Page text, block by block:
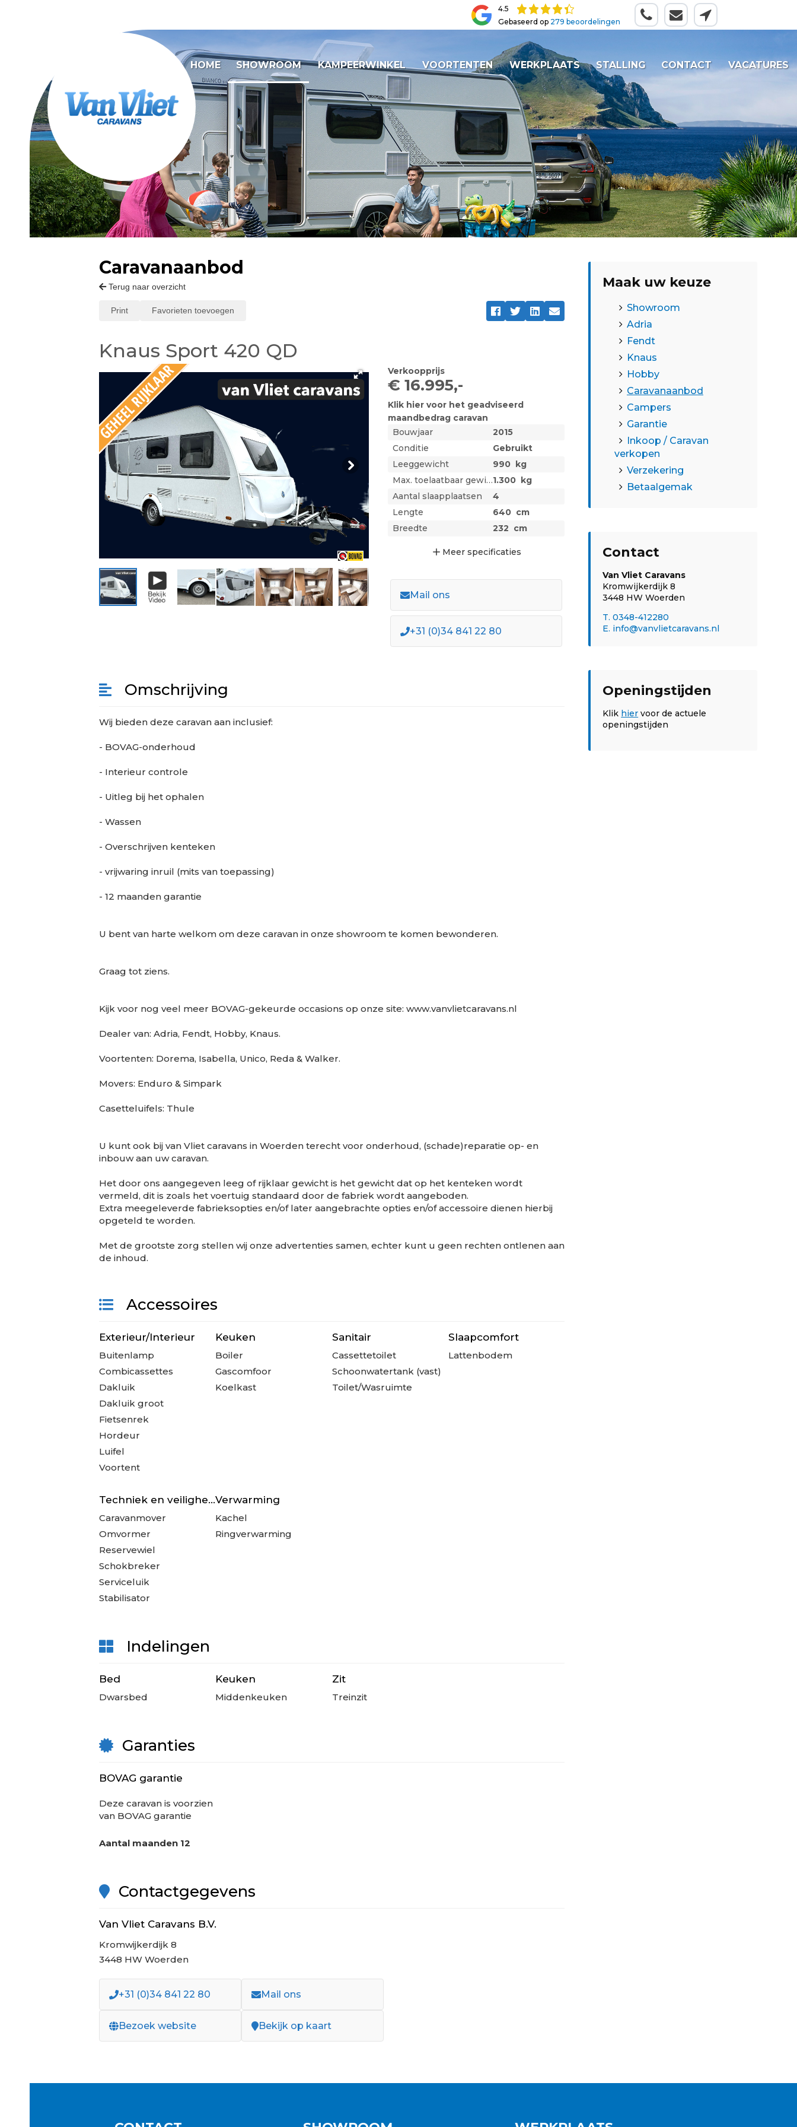
4.5
Gebaseerd op 279 beoordelingen
HOME SHOWROOM KAMPEERWINKEL VOORTENTEN WERKPLAATS STALLING CONTACT VACATURES
Caravanaanbod
Terug naar overzicht
Print Favorieten toevoegen
Knaus Sport 420 QD
Verkoopprijs
€ 16.995,-
Klik hier voor het geadviseerd
maandbedrag caravan
Bouwjaar
2015
Conditie
Gebruikt
Leeggewicht
990 kg
Max. toelaatbaar gewicht1.300 kg
Aantal slaapplaatsen
4
Lengte
640 cm
Breedte
232 cm
Meer specificaties
Mail ons
+31 (0)34 841 22 80
Omschrijving
Wij bieden deze caravan aan inclusief:
- BOVAG-onderhoud
- Interieur controle
- Uitleg bij het ophalen
- Wassen
- Overschrijven kenteken
- vrijwaring inruil (mits van toepassing)
- 12 maanden garantie
U bent van harte welkom om deze caravan in onze showroom te komen bewonderen.
Graag tot ziens.
Kijk voor nog veel meer BOVAG-gekeurde occasions op onze site: www.vanvlietcaravans.nl
Dealer van: Adria, Fendt, Hobby, Knaus.
Voortenten: Dorema, Isabella, Unico, Reda & Walker.
Movers: Enduro & Simpark
Casetteluifels: Thule
U kunt ook bij van Vliet caravans in Woerden terecht voor onderhoud, (schade)reparatie op- en
inbouw aan uw caravan.
Het door ons aangegeven leeg of rijklaar gewicht is het gewicht dat op het kenteken wordt
vermeld, dit is zoals het voertuig standaard door de fabriek wordt aangeboden.
Extra meegeleverde fabrieksopties en/of later aangebrachte opties en/of accessoire dienen hierbij
opgeteld te worden.
Met de grootste zorg stellen wij onze advertenties samen, echter kunt u geen rechten ontlenen aan
de inhoud.
Accessoires
Exterieur/Interieur
Buitenlamp
Combicassettes
Dakluik
Dakluik groot
Fietsenrek
Hordeur
Luifel
Voortent
Keuken
Boiler
Gascomfoor
Koelkast
Sanitair
Cassettetoilet
Schoonwatertank (vast)
Toilet/Wasruimte
Slaapcomfort
Lattenbodem
Techniek en veiligheid
Caravanmover
Omvormer
Reservewiel
Schokbreker
Serviceluik
Stabilisator
Verwarming
Kachel
Ringverwarming
Indelingen
Bed
Dwarsbed
Keuken
Middenkeuken
Zit
Treinzit
Garanties
BOVAG garantie
Deze caravan is voorzien
van BOVAG garantie
Aantal maanden 12
Contactgegevens
Van Vliet Caravans B.V.
Kromwijkerdijk 8
3448 HW Woerden
+31 (0)34 841 22 80 Mail ons
Bezoek website Bekijk op kaart
Maak uw keuze
Showroom
Adria
Fendt
Knaus
Hobby
Caravanaanbod
Campers
Garantie
Inkoop / Caravan
verkopen
Verzekering
Betaalgemak
Contact
Van Vliet Caravans
Kromwijkerdijk 8
3448 HW Woerden
T. 0348-412280
E. info@vanvlietcaravans.nl
Openingstijden
Klik hier voor de actuele
openingstijden